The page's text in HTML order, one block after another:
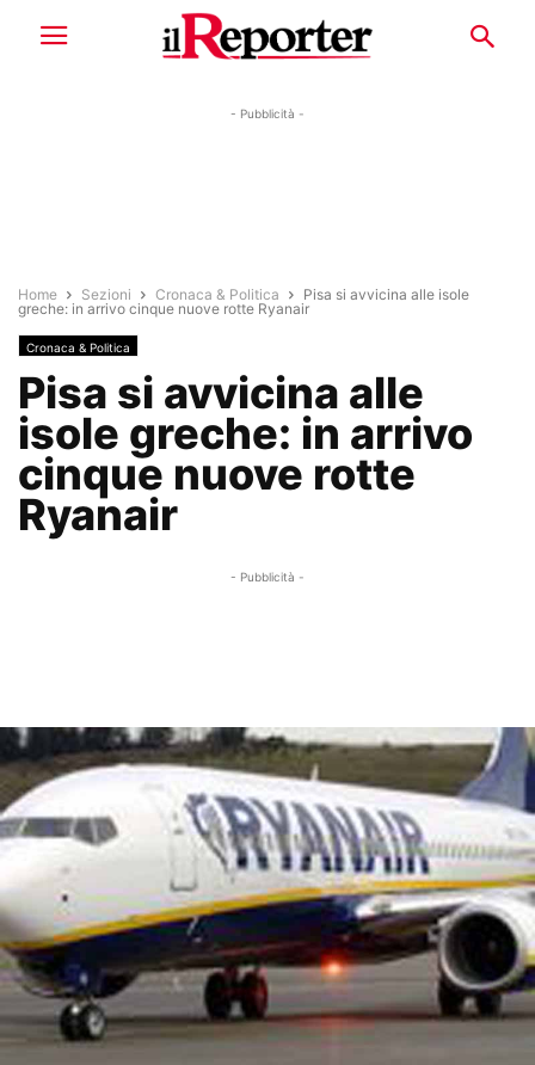
- Pubblicità -
Home Sezioni Cronaca & Politica
Pisa si avvicina alle isole
greche: in arrivo cinque nuove rotte Ryanair
Cronaca & Politica
Pisa si avvicina alle
isole greche: in arrivo
cinque nuove rotte
Ryanair
- Pubblicità -